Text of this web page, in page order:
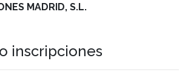
MADRID, S.L.
inscripciones